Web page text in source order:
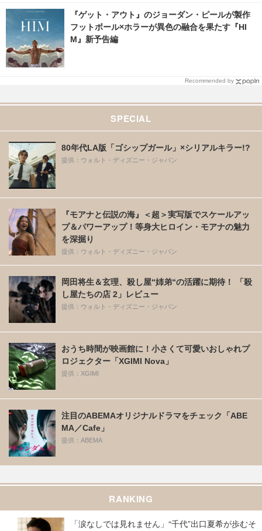
『ゲット・アウト』のジョーダン・ピールが製作
フットボール×ホラーが異色の融合を果たす『HI
M』新予告編
Recommended by
SPECIAL
80年代LA版「ゴシップガール」×シリアルキラー!?
提供：ウォルト・ディズニー・ジャパン
『モアナと伝説の海』＜超＞実写版でスケールアッ
プ＆パワーアップ！等身大ヒロイン・モアナの魅力
を深掘り
提供：ウォルト・ディズニー・ジャパン
岡田将生＆玄理、殺し屋“姉弟“の活躍に期待！ 「殺
し屋たちの店 2」レビュー
提供：ウォルト・ディズニー・ジャパン
おうち時間が映画館に！小さくて可愛いおしゃれプ
ロジェクター「XGIMI Nova」
提供：XGIMI
注目のABEMAオリジナルドラマをチェック「ABE
MA／Cafe」
提供：ABEMA
RANKING
「涙なしでは見れません」“千代”出口夏希が歩むそ